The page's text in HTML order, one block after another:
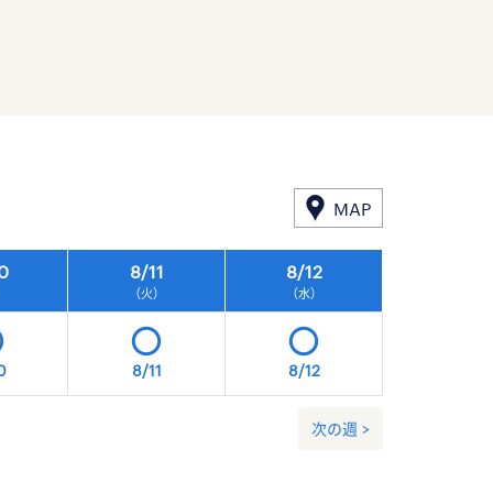
MAP
8/11
（火）
8/12
（水）
8/11 8/12
次の週 >